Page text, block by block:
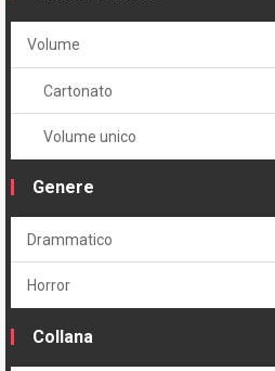
Volume
Cartonato
Volume unico
Genere
Drammatico
Horror
Collana